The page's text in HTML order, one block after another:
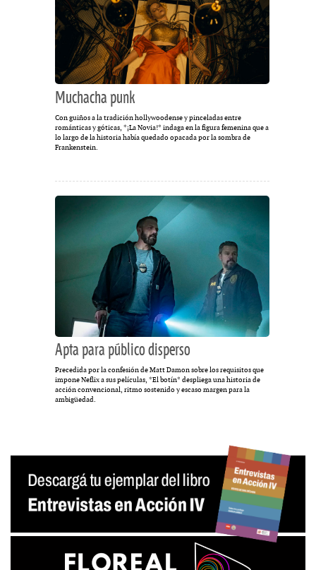
Muchacha punk
Con guiños a la tradición hollywoodense y pinceladas entre
románticas y góticas, *¡La Novia!* indaga en la figura femenina que a
lo largo de la historia había quedado opacada por la sombra de
Frankenstein.
Apta para público disperso
Precedida por la confesión de Matt Damon sobre los requisitos que
impone Neflix a sus películas, *El botín* despliega una historia de
acción convencional, ritmo sostenido y escaso margen para la
ambigüedad.